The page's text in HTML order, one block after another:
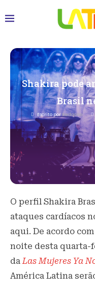
Shakira pode
Brasil
Escrito porRedacao
O perfil Shakira
ataques cardíacos
aqui. De acordo
noite desta quarta-
daLas Mujeres Ya
América Latina